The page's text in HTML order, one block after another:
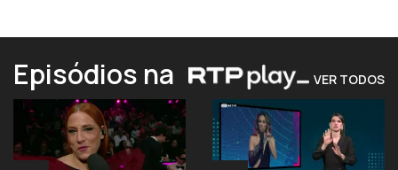
Episódios na VER TODOS